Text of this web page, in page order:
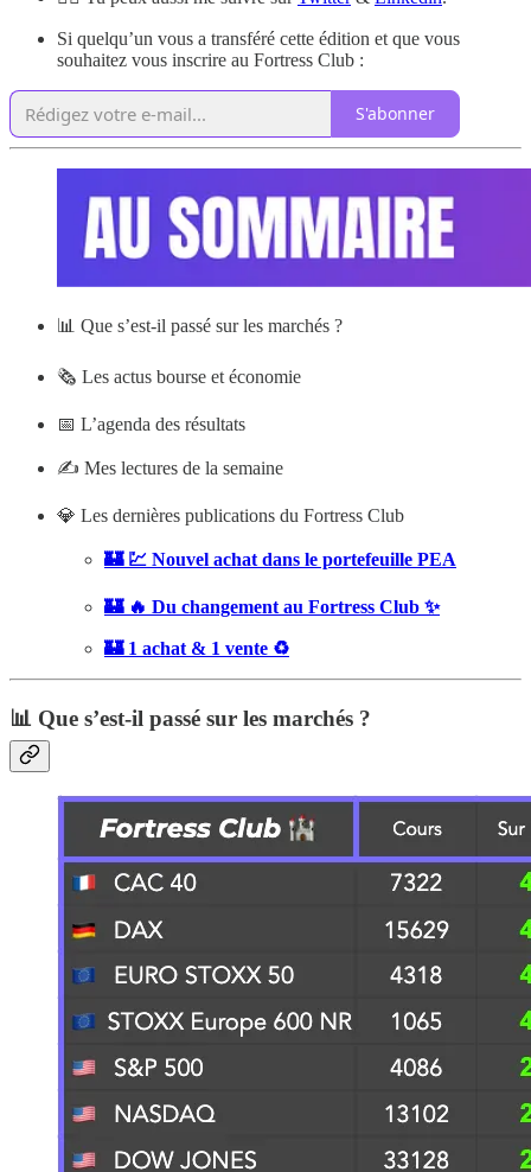
Si quelqu’un vous a transféré cette édition et que vous
souhaitez vous inscrire au Fortress Club :
S'abonner
📊 Que s’est-il passé sur les marchés ?
🗞️ Les actus bourse et économie
📅 L’agenda des résultats
✍️ Mes lectures de la semaine
💎 Les dernières publications du Fortress Club
🏰 💹 Nouvel achat dans le portefeuille PEA
🏰 🔥 Du changement au Fortress Club ✨
🏰 1 achat & 1 vente ♻️
📊 Que s’est-il passé sur les marchés ?